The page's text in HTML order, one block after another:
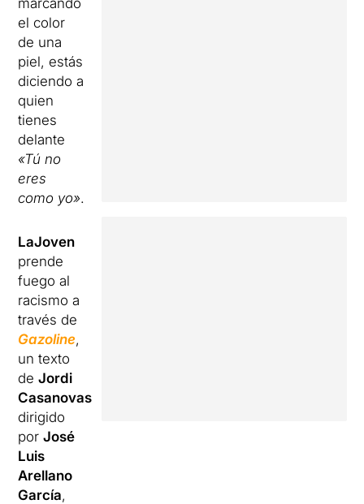
marcando
el color
de una
piel, estás
diciendo a
quien
tienes
delante
«Tú no
eres
como yo».
LaJoven
prende
fuego al
racismo a
través de
Gazoline,
un texto
deJordi
Casanovas
dirigido
porJosé
Luis
Arellano
García,